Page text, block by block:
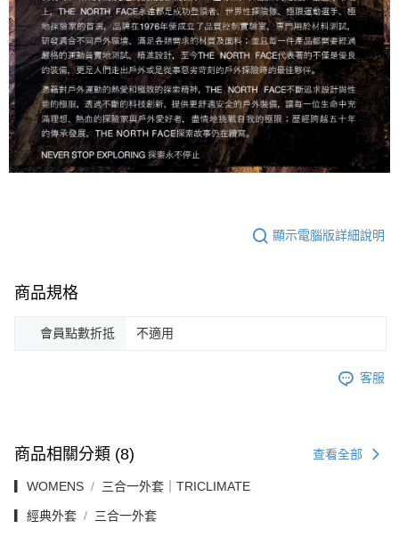
顯示電腦版詳細說明
商品規格
會員點數折抵 不適用
客服
商品相關分類 (8) 查看全部
▎WOMENS 三合一外套｜TRICLIMATE
▎經典外套 三合一外套